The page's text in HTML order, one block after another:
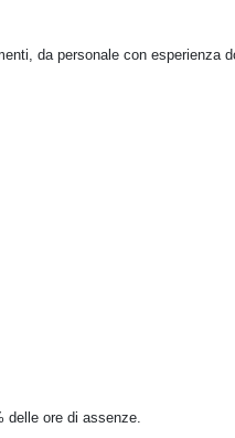
da personale con esperienza
delle ore di assenze.